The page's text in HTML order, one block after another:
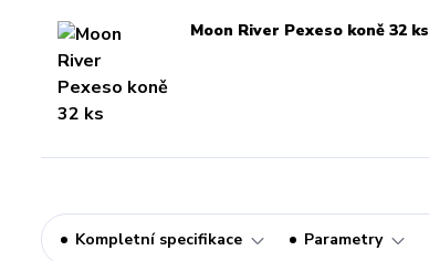
Moon River Pexeso koně 32 ks
Kompletní specifikace Parametry